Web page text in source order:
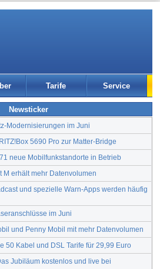
Tarife Service
Newsticker
Modernisierungen im Juni
5690 Pro zur Matter-Bridge
neue Mobilfunkstandorte in Betrieb
M erhält mehr Datenvolumen
und spezielle Warn-Apps werden häufig
im Juni
und Penny Mobil mit mehr Datenvolumen
50 Kabel und DSL Tarife für 29,99 Euro
Jubiläum kostenlos und live bei